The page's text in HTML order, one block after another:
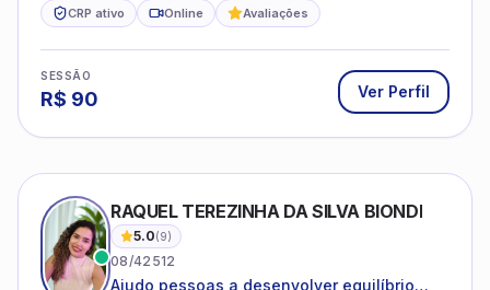
CRP ativo Online Avaliações
SESSÃO
R$ 90 Ver Perfil
RAQUEL TEREZINHA DA SILVA BIONDI
5.0(9)
08/42512
Ajudo pessoas a desenvolver equilíbrio